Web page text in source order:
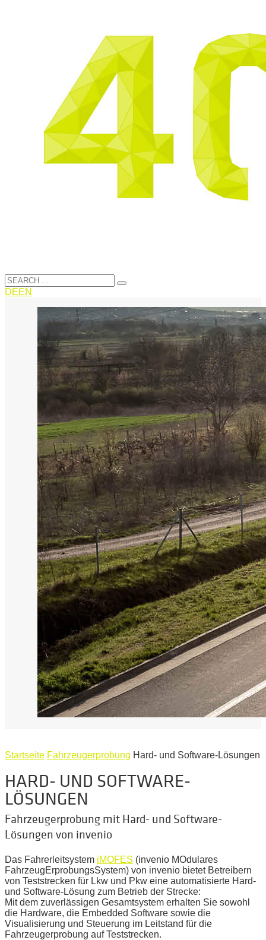
DEEN
Startseite Fahrzeugerprobung Hard- und Software-Lösungen
HARD- UND SOFTWARE-
LÖSUNGEN
Fahrzeugerprobung mit Hard- und Software-
Lösungen von invenio
Das Fahrerleitsystem iMOFES (invenio MOdulares
FahrzeugErprobungsSystem) von invenio bietet Betreibern
von Teststrecken für Lkw und Pkw eine automatisierte Hard-
und Software-Lösung zum Betrieb der Strecke:
Mit dem zuverlässigen Gesamtsystem erhalten Sie sowohl
die Hardware, die Embedded Software sowie die
Visualisierung und Steuerung im Leitstand für die
Fahrzeugerprobung auf Teststrecken.